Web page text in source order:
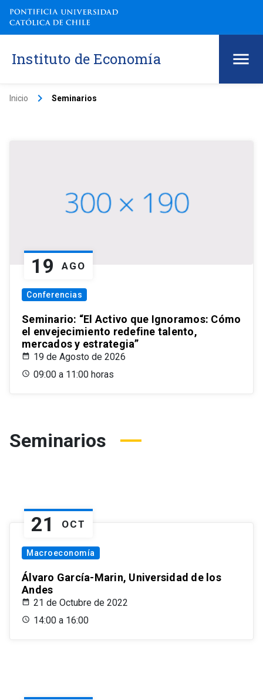
Instituto de Economía
Inicio keyboard_arrow_right Seminarios
19 AGO
Conferencias
Seminario: “El Activo que Ignoramos: Cómo
el envejecimiento redefine talento,
mercados y estrategia”
19 de Agosto de 2026
09:00 a 11:00 horas
Seminarios
21 OCT
Macroeconomía
Álvaro García-Marin, Universidad de los
Andes
21 de Octubre de 2022
14:00 a 16:00